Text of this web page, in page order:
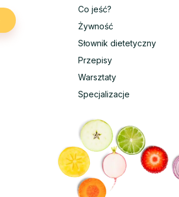
Co jeść?
Żywność
Słownik dietetyczny
Przepisy
Warsztaty
Specjalizacje